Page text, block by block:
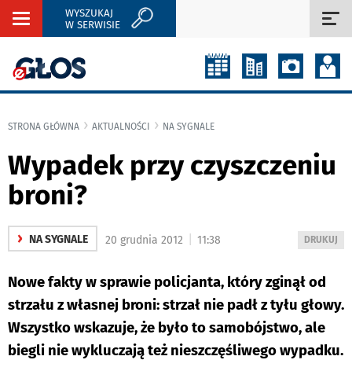
Rozwiń
WYSZUKAJ
W SERWISIE
STRONA GŁÓWNA AKTUALNOŚCI NA SYGNALE
Wypadek przy czyszczeniu
broni?
› NA SYGNALE
WYDRUKUJ
DRUKUJ
20 grudnia 2012 11:38
Nowe fakty w sprawie policjanta, który zginął od
strzału z własnej broni: strzał nie padł z tyłu głowy.
Wszystko wskazuje, że było to samobójstwo, ale
biegli nie wykluczają też nieszczęśliwego wypadku.